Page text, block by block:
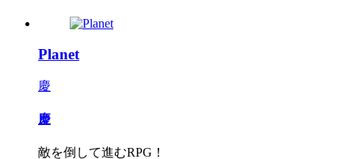
Planet
慶
慶
敵を倒して進むRPG！